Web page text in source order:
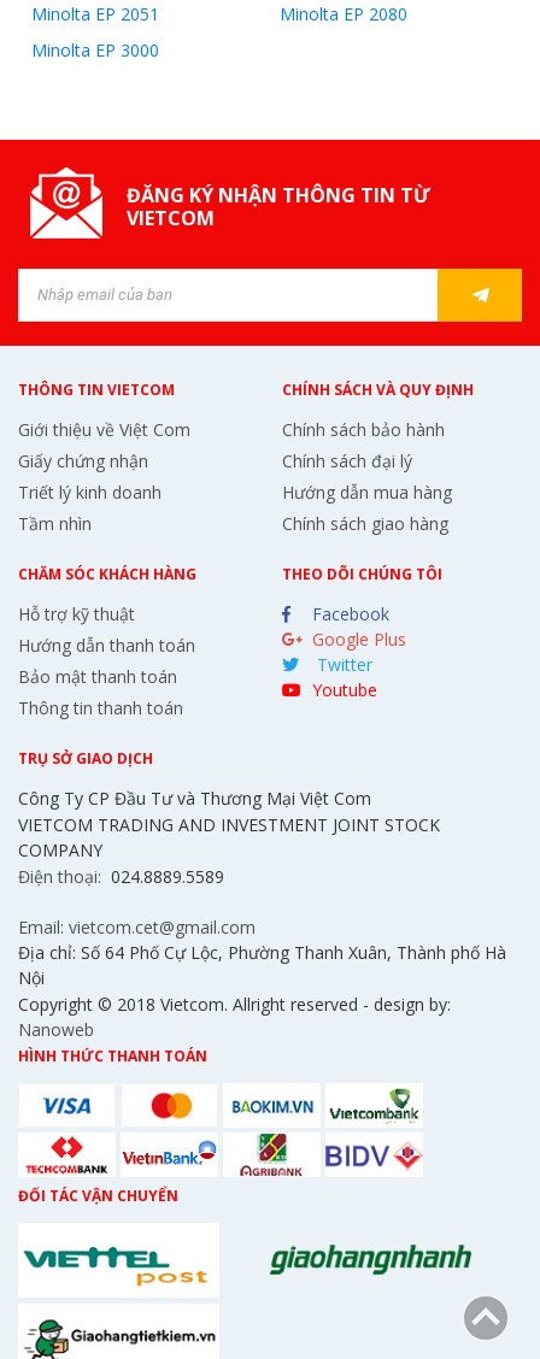
Minolta EP 2051
Minolta EP 2080
Minolta EP 3000
ĐĂNG KÝ NHẬN THÔNG TIN TỪ
VIETCOM
THÔNG TIN VIETCOM
Giới thiệu về Việt Com
Giấy chứng nhận
Triết lý kinh doanh
Tầm nhìn
CHÍNH SÁCH VÀ QUY ĐỊNH
Chính sách bảo hành
Chính sách đại lý
Hướng dẫn mua hàng
Chính sách giao hàng
CHĂM SÓC KHÁCH HÀNG
Hỗ trợ kỹ thuật
Hướng dẫn thanh toán
Bảo mật thanh toán
Thông tin thanh toán
THEO DÕI CHÚNG TÔI
Facebook
Google Plus
Twitter
Youtube
TRỤ SỞ GIAO DỊCH
Công Ty CP Đầu Tư và Thương Mại Việt Com
VIETCOM TRADING AND INVESTMENT JOINT STOCK
COMPANY
Điện thoại: 024.8889.5589
Email: vietcom.cet@gmail.com
Địa chỉ: Số 64 Phố Cự Lộc, Phường Thanh Xuân, Thành phố Hà
Nội
Copyright © 2018 Vietcom. Allright reserved - design by:
Nanoweb
HÌNH THỨC THANH TOÁN
ĐỐI TÁC VẬN CHUYỂN